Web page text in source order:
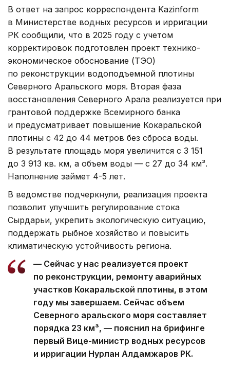
В ответ на запрос корреспондента Kazinform
в Министерстве водных ресурсов и ирригации
РК сообщили, что в 2025 году с учетом
корректировок подготовлен проект технико-
экономическое обоснование (ТЭО)
по реконструкции водоподъемной плотины
Северного Аральского моря. Вторая фаза
восстановления Северного Арала реализуется при
грантовой поддержке Всемирного банка
и предусматривает повышение Кокаральской
плотины с 42 до 44 метров без сброса воды.
В результате площадь моря увеличится с 3 151
до 3 913 кв. км, а объем воды — с 27 до 34 км³.
Наполнение займет 4-5 лет.
В ведомстве подчеркнули, реализация проекта
позволит улучшить регулирование стока
Сырдарьи, укрепить экологическую ситуацию,
поддержать рыбное хозяйство и повысить
климатическую устойчивость региона.
— Сейчас у нас реализуется проект
по реконструкции, ремонту аварийных
участков Кокаральской плотины, в этом
году мы завершаем. Сейчас объем
Северного аральского моря составляет
порядка 23 км³, — пояснил на брифинге
первый Вице-министр водных ресурсов
и ирригации Нурлан Алдамжаров РК.